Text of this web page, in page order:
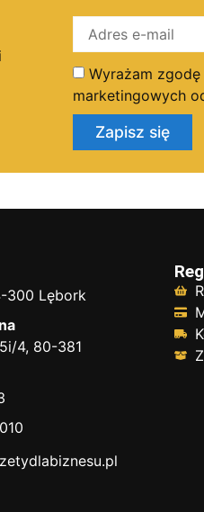
Wyrażam
marketingowych
Zapisz się
300 Lębork
4, 80-381